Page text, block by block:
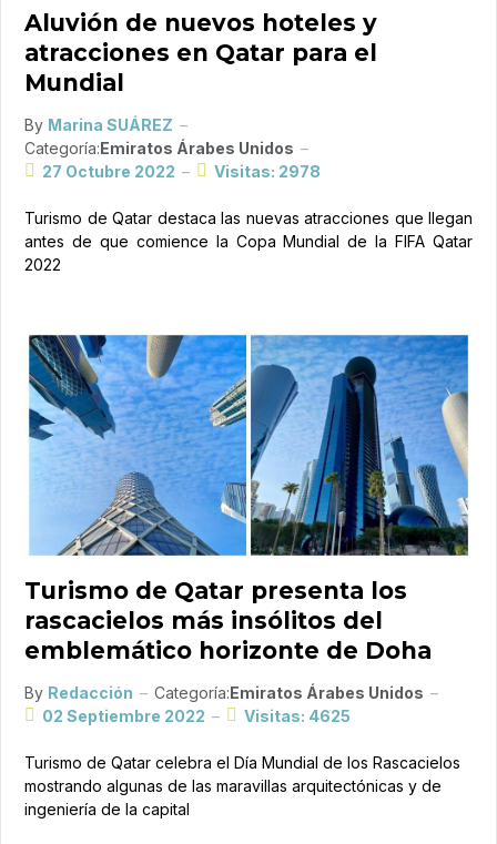
Aluvión de nuevos hoteles y
atracciones en Qatar para el
Mundial
By Marina SUÁREZ
Categoría:Emiratos Árabes Unidos
27 Octubre 2022
Visitas: 2978
Turismo de Qatar destaca las nuevas atracciones que llegan
antes de que comience la Copa Mundial de la FIFA Qatar
2022
Turismo de Qatar presenta los
rascacielos más insólitos del
emblemático horizonte de Doha
By Redacción Categoría:Emiratos Árabes Unidos
02 Septiembre 2022
Visitas: 4625
Turismo de Qatar celebra el Día Mundial de los Rascacielos
mostrando algunas de las maravillas arquitectónicas y de
ingeniería de la capital